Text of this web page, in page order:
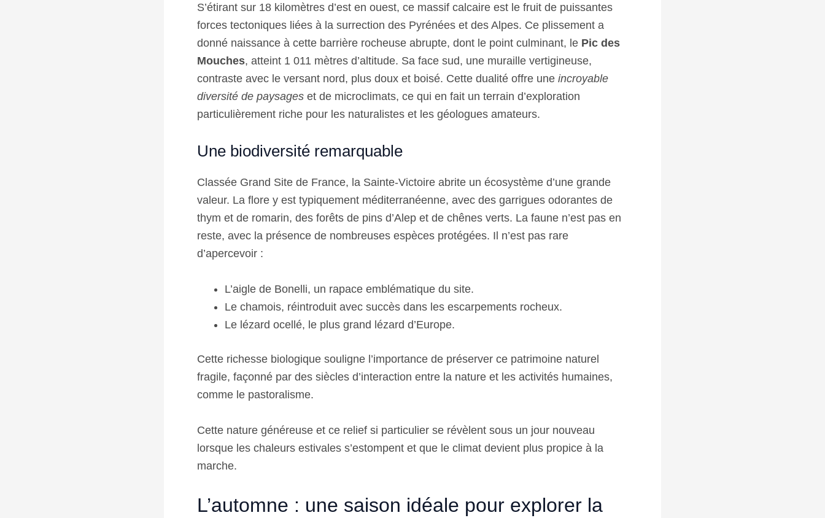
S’étirant sur 18 kilomètres d’est en ouest, ce massif calcaire est le fruit de puissantes
forces tectoniques liées à la surrection des Pyrénées et des Alpes. Ce plissement a
donné naissance à cette barrière rocheuse abrupte, dont le point culminant, le Pic des
Mouches, atteint 1 011 mètres d’altitude. Sa face sud, une muraille vertigineuse,
contraste avec le versant nord, plus doux et boisé. Cette dualité offre une incroyable
diversité de paysages et de microclimats, ce qui en fait un terrain d’exploration
particulièrement riche pour les naturalistes et les géologues amateurs.
Une biodiversité remarquable
Classée Grand Site de France, la Sainte-Victoire abrite un écosystème d’une grande
valeur. La flore y est typiquement méditerranéenne, avec des garrigues odorantes de
thym et de romarin, des forêts de pins d’Alep et de chênes verts. La faune n’est pas en
reste, avec la présence de nombreuses espèces protégées. Il n’est pas rare
d’apercevoir :
L’aigle de Bonelli, un rapace emblématique du site.
Le chamois, réintroduit avec succès dans les escarpements rocheux.
Le lézard ocellé, le plus grand lézard d’Europe.
Cette richesse biologique souligne l’importance de préserver ce patrimoine naturel
fragile, façonné par des siècles d’interaction entre la nature et les activités humaines,
comme le pastoralisme.
Cette nature généreuse et ce relief si particulier se révèlent sous un jour nouveau
lorsque les chaleurs estivales s’estompent et que le climat devient plus propice à la
marche.
L’automne : une saison idéale pour explorer la